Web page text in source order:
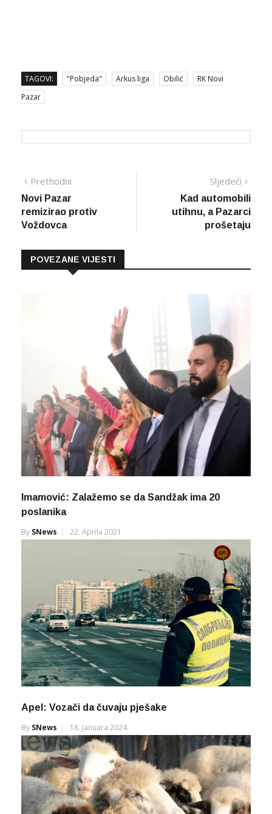
TAGOVI: "Pobjeda" Arkus liga Obilić
RK Novi
Pazar
Navigacija
članaka
Prethodni
Novi Pazar
remizirao protiv
Voždovca
Sljedeći
Kad automobili
utihnu, a Pazarci
prošetaju
POVEZANE VIJESTI
Imamović: Zalažemo se da Sandžak ima 20
poslanika
By SNews 22. Aprila 2021.
Apel: Vozači da čuvaju pješake
By SNews 18. Januara 2024.